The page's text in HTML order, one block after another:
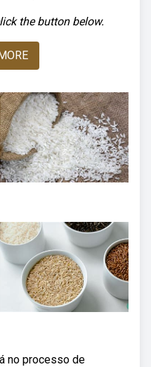
the button below.
no processo de